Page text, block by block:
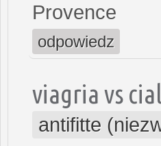
Provence
odpowiedz
viagria vs
antifitte